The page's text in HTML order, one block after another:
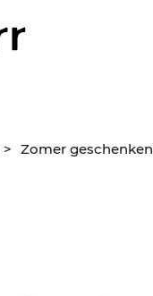
> Zomer geschenken